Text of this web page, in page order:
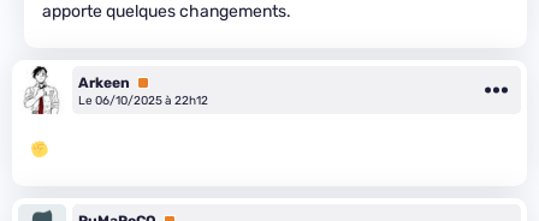
apporte quelques changements.
Arkeen
Premium
Le 06/10/2025 à 22h12